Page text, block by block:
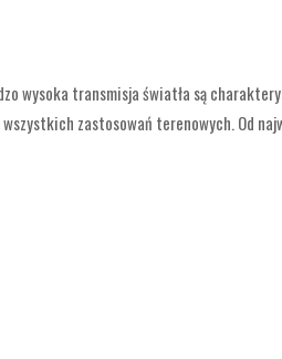
wysoka transmisja światła są
zastosowań terenowych. Od